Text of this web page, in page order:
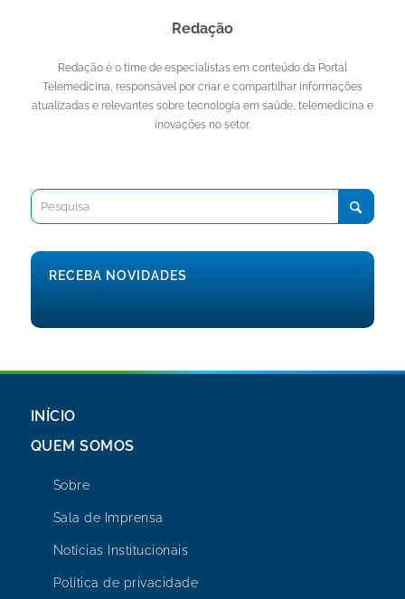
Redação
Redação é o time de especialistas em conteúdo da Portal
Telemedicina, responsável por criar e compartilhar informações
atualizadas e relevantes sobre tecnologia em saúde, telemedicina e
inovações no setor.
RECEBA NOVIDADES
INÍCIO
QUEM SOMOS
Sobre
Sala de Imprensa
Notícias Institucionais
Política de privacidade